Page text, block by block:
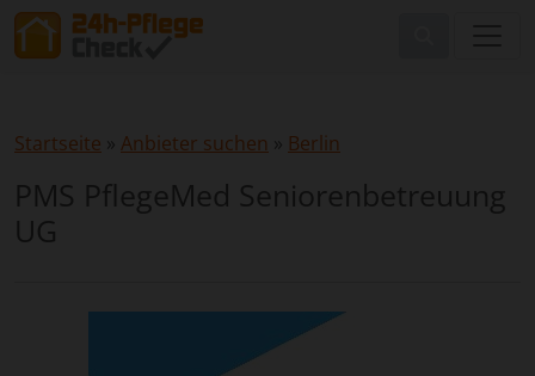
Startseite » Anbieter suchen » Berlin
PMS PflegeMed Seniorenbetreuung
UG